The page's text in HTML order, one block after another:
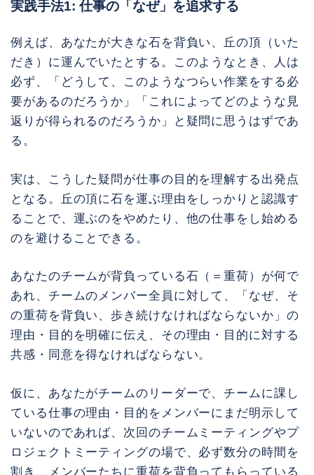
実践手法1: 仕事の「なぜ」を追求する
例えば、あなたが大きな石を背負い、丘の頂（いた
だき）に運んでいたとする。このようなとき、人は
必ず、「どうして、このようなつらい作業をする必
要があるのだろうか」「これによってどのような見
返りが得られるのだろうか」と疑問に思うはずであ
る。
実は、こうした疑問が仕事の目的を理解する出発点
となる。丘の頂に石を運ぶ理由をしっかりと認識す
ることで、運ぶのをやめたり、他の仕事をし始める
のを避けることできる。
あなたのチームが背負っている石（＝重荷）が何で
あれ、チームのメンバー全員に対して、「なぜ、そ
の重荷を背負い、歩き続けなければならないか」の
理由・目的を明確に伝え、その理由・目的に対する
共感・同意を得なければならない。
仮に、あなたがチームのリーダーで、チームに課し
ている仕事の理由・目的をメンバーにまだ明示して
いないのであれば、次回のチームミーティングやプ
ロジェクトミーティングの場で、必ず数分の時間を
割き、メンバーたちに重荷を背負ってもらっている